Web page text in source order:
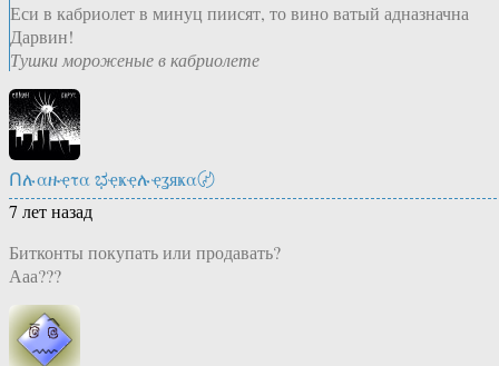
Еси в кабриолет в минуц пиисят, то вино ватый адназначна
Дарвин!
Тушки мороженые в кабриолете
Ոሉαዙҿτα ಭҿҝҿሉҿʓяҝα〄
7 лет назад
Битконты покупать или продавать?
Ааа???